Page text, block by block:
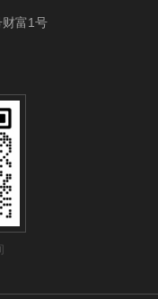
富1号